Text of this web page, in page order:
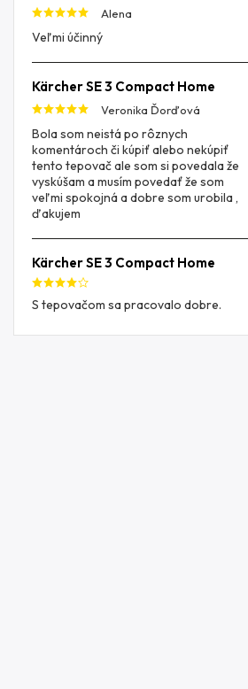
Alena
Veľmi účinný
Kärcher SE 3 Compact Home
Veronika Ďorďová
Bola som neistá po rôznych
komentároch či kúpiť alebo nekúpiť
tento tepovač ale som si povedala že
vyskúšam a musím povedať že som
veľmi spokojná a dobre som urobila ,
ďakujem
Kärcher SE 3 Compact Home
S tepovačom sa pracovalo dobre.